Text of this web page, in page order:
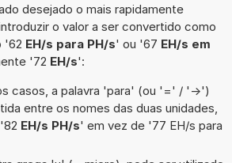
desejado o mais rapidamente
o valor a ser convertido como
'62 EH/s para PH/s' ou '67 EH/s em
'72 EH/s':
casos, a palavra 'para' (ou '=' / '->')
entre os nomes das duas unidades,
EH/s PH/s' em vez de '77 EH/s para